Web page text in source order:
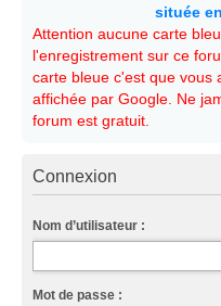
située
Attention aucune carte
l'enregistrement sur ce
carte bleue c'est que vous
affichée par Google. Ne
forum est gratuit.
Connexion
Nom d’utilisateur :
Mot de passe :